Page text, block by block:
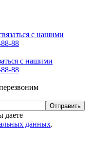
с нашими
88
с нашими
88
Отправить
даете
данных.